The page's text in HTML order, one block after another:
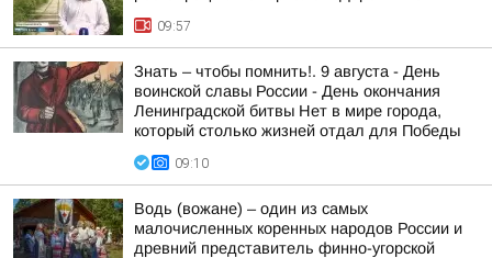
09:57
Знать – чтобы помнить!. 9 августа - День
воинской славы России - День окончания
Ленинградской битвы Нет в мире города,
который столько жизней отдал для Победы
09:10
Водь (вожане) – один из самых
малочисленных коренных народов России и
древний представитель финно-угорской